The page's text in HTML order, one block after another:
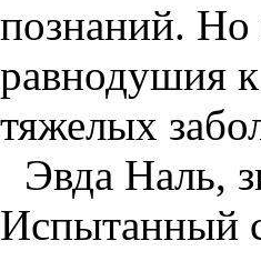
познаний. Но
равнодушия
тяжелых
Эвда Наль,
Испытанный